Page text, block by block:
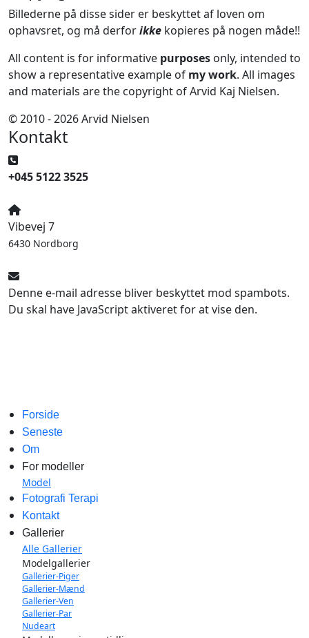
Billederne på disse sider er beskyttet af loven om
ophavsret, og må derforikke kopieres på nogen måde!!
All content is for informative purposes only, intended to
show a representative example of my work. All images
and materials are the copyright of Arvid Kaj Nielsen.
© 2010 - 2026 Arvid Nielsen
Kontakt
+045 5122 3525
Vibevej 7
6430 Nordborg
Denne e-mail adresse bliver beskyttet mod spambots.
Du skal have JavaScript aktiveret for at vise den.
Forside
Seneste
Om
For modeller
Model
Fotografi Terapi
Kontakt
Gallerier
Alle Gallerier
Modelgallerier
Gallerier-Piger
Gallerier-Mænd
Gallerier-Ven
Gallerier-Par
Nudeart